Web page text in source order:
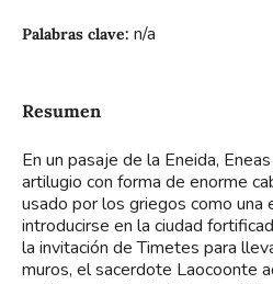
Palabras clave: n/a
Resumen
En un pasaje de la Eneida,
artilugio con forma de enorme
usado por los griegos como una
introducirse en la ciudad
la invitación de Timetes para
muros, el sacerdote Laocoonte